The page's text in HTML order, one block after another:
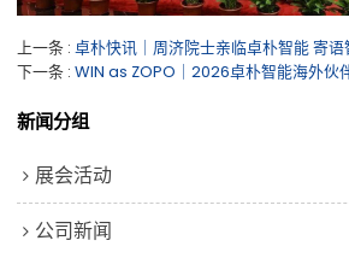
上一条
下一条 WIN as ZOPO｜2026卓朴智能海外伙
新闻分组
展会活动
公司新闻